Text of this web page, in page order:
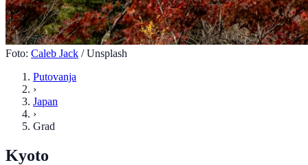
Foto: Caleb Jack / Unsplash
Putovanja
›
Japan
›
Grad
Kyoto